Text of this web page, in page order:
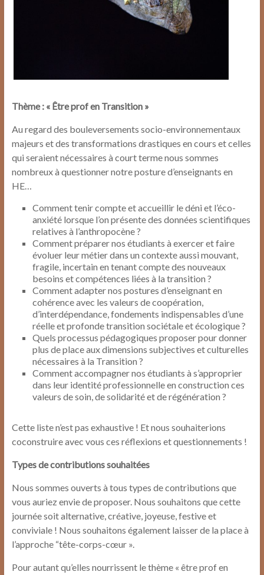
Thème : « Être prof en Transition »
Au regard des bouleversements socio-environnementaux
majeurs et des transformations drastiques en cours et celles
qui seraient nécessaires à court terme nous sommes
nombreux à questionner notre posture d’enseignants en
HE…
Comment tenir compte et accueillir le déni et l’éco-
anxiété lorsque l’on présente des données scientifiques
relatives à l’anthropocène ?
Comment préparer nos étudiants à exercer et faire
évoluer leur métier dans un contexte aussi mouvant,
fragile, incertain en tenant compte des nouveaux
besoins et compétences liées à la transition ?
Comment adapter nos postures d’enseignant en
cohérence avec les valeurs de coopération,
d’interdépendance, fondements indispensables d’une
réelle et profonde transition sociétale et écologique ?
Quels processus pédagogiques proposer pour donner
plus de place aux dimensions subjectives et culturelles
nécessaires à la Transition ?
Comment accompagner nos étudiants à s’approprier
dans leur identité professionnelle en construction ces
valeurs de soin, de solidarité et de régénération ?
Cette liste n’est pas exhaustive ! Et nous souhaiterions
coconstruire avec vous ces réflexions et questionnements !
Types de contributions souhaitées
Nous sommes ouverts à tous types de contributions que
vous auriez envie de proposer. Nous souhaitons que cette
journée soit alternative, créative, joyeuse, festive et
conviviale ! Nous souhaitons également laisser de la place à
l’approche “tête-corps-cœur ».
Pour autant qu’elles nourrissent le thème « être prof en